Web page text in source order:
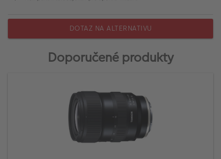
DOTAZ NA ALTERNATIVU
Doporučené produkty